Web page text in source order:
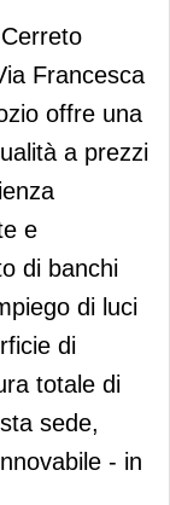
Francesca
offre una
a prezzi
e
di banchi
di luci
di
totale di
sede,
- in